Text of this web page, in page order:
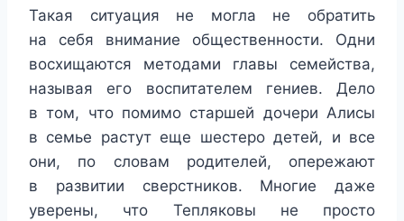
Такая ситуация не могла не обратить
на себя внимание общественности. Одни
восхищаются методами главы семейства,
называя его воспитателем гениев. Дело
в том, что помимо старшей дочери Алисы
в семье растут еще шестеро детей, и все
они, по словам родителей, опережают
в развитии сверстников. Многие даже
уверены, что Тепляковы не просто